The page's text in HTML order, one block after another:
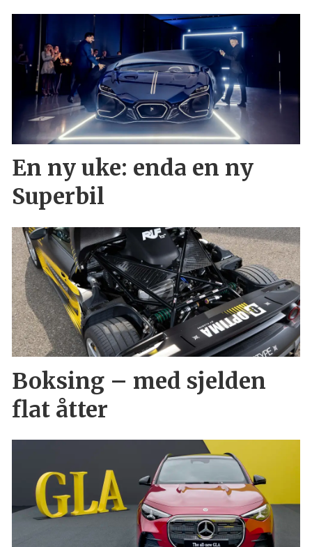
En ny uke: enda en ny
Superbil
Boksing – med sjelden
flat åtter